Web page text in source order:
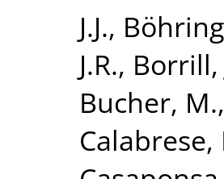
J.J.,
J.R., Borrill,
Bucher, M.,
Calabrese,